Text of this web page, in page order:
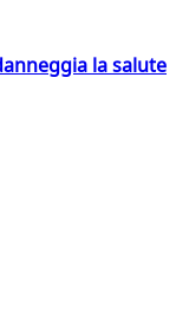
la salute